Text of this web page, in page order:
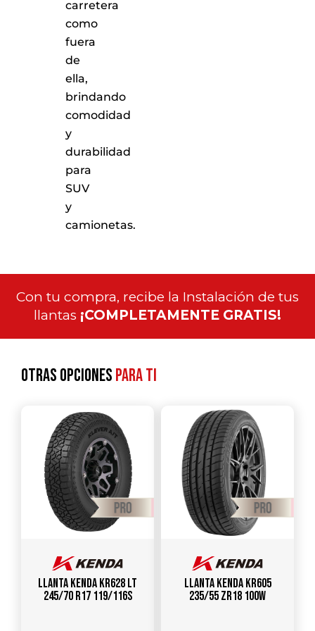
carretera
como
fuera
de
ella,
brindando
comodidad
y
durabilidad
para
SUV
y
camionetas.
Con tu compra, recibe la Instalación de tus
llantas ¡COMPLETAMENTE GRATIS!
Otras opcionespara ti
Llanta KENDA KR628 LT
245/70 R17 119/116S
Llanta KENDA KR605
235/55 ZR18 100W